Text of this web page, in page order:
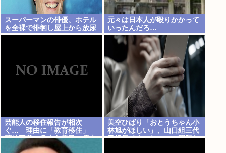
スーパーマンの俳優、ホテル
を全裸で徘徊し屋上から放尿
元々は日本人が殴りかかって
いったんだろ…
芸能人の移住報告が相次
ぐ… 理由に「教育移住」
菊地亜美、舟山久美子、優木
まおみらが海外へ
美空ひばり「おとうちゃん小
林旭がほしい」、山口組三代
目組長「よっしゃ」、昭和ヤ